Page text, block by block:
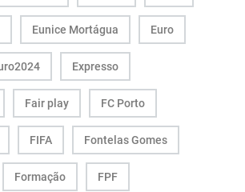
Eunice Mortágua Euro
Expresso
Fair play FC Porto
FIFA Fontelas Gomes
Formação FPF